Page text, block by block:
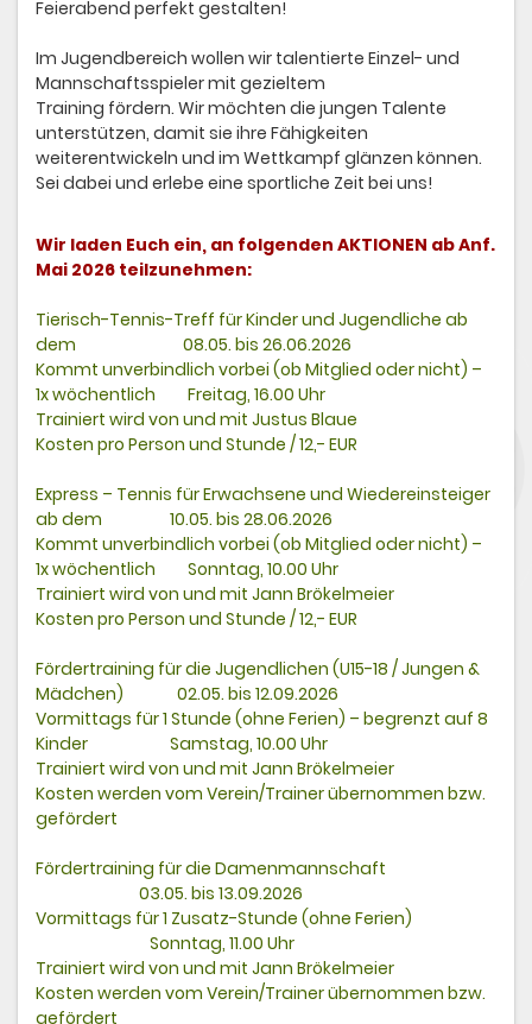
Feierabend perfekt gestalten!
Im Jugendbereich wollen wir talentierte Einzel- und
Mannschaftsspieler mit gezieltem
Training fördern. Wir möchten die jungen Talente
unterstützen, damit sie ihre Fähigkeiten
weiterentwickeln und im Wettkampf glänzen können.
Sei dabei und erlebe eine sportliche Zeit bei uns!
Wir laden Euch ein, an folgenden AKTIONEN ab Anf.
Mai 2026 teilzunehmen:
Tierisch-Tennis-Treff für Kinder und Jugendliche ab
dem 08.05. bis 26.06.2026
Kommt unverbindlich vorbei (ob Mitglied oder nicht) –
1x wöchentlich Freitag, 16.00 Uhr
Trainiert wird von und mit Justus Blaue
Kosten pro Person und Stunde / 12,- EUR
Express – Tennis für Erwachsene und Wiedereinsteiger
ab dem 10.05. bis 28.06.2026
Kommt unverbindlich vorbei (ob Mitglied oder nicht) –
1x wöchentlich Sonntag, 10.00 Uhr
Trainiert wird von und mit Jann Brökelmeier
Kosten pro Person und Stunde / 12,- EUR
Fördertraining für die Jugendlichen (U15-18 / Jungen &
Mädchen) 02.05. bis 12.09.2026
Vormittags für 1 Stunde (ohne Ferien) – begrenzt auf 8
Kinder Samstag, 10.00 Uhr
Trainiert wird von und mit Jann Brökelmeier
Kosten werden vom Verein/Trainer übernommen bzw.
gefördert
Fördertraining für die Damenmannschaft
03.05. bis 13.09.2026
Vormittags für 1 Zusatz-Stunde (ohne Ferien)
Sonntag, 11.00 Uhr
Trainiert wird von und mit Jann Brökelmeier
Kosten werden vom Verein/Trainer übernommen bzw.
gefördert